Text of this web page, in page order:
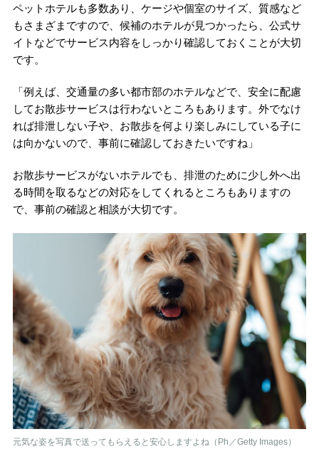
ペットホテルも多数あり、ケージや個室のサイズ、質感など
もさまざまですので、候補のホテルが見つかったら、公式サ
イトなどでサービス内容をしっかり確認しておくことが大切
です。
「例えば、交通量の多い都市部のホテルなどで、安全に配慮
してお散歩サービスは行わないところもあります。外でなけ
れば排泄しない子や、お散歩を何より楽しみにしている子に
は向かないので、事前に確認しておきたいですね」
お散歩サービスがないホテルでも、排泄のために少し外へ出
る時間を取るなどの対応をしてくれるところもありますの
で、事前の確認と相談が大切です。
元気な姿を写真で送ってもらえると安心しますよね（Ph／Getty Images）